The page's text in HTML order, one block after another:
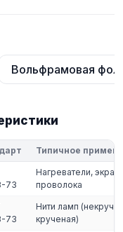
Вольфрамовая
Типичное
73
Нагреватели,
проволока
73
Нити ламп
крученая)